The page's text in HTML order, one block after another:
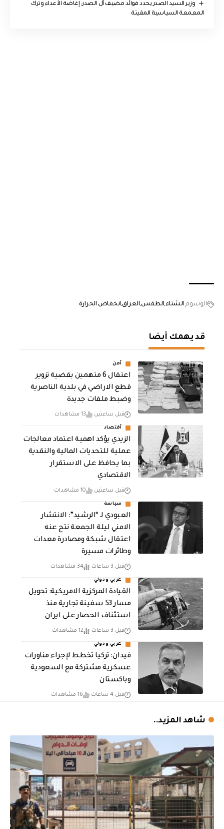
وزير السيد الصدر يحدد فوائد مضيف آل الصدر: إغاضة الأعداء وترك
المعمعة السياسية المقيتة
الوسوم الشتاءالطقسالعراق انخفاض الحرارة
قد يهمك أيضا
أمن
اعتقال 6 متهمين بقضية تزوير
قطع الاراضي في بلدية الناصرية
وضبط ملفات جديدة
قبل ساعتين 13 مشاهدات
أقتصاد
الزيدي يؤكد اهمية اعتماد معالجات
عملية للتحديات المالية والنقدية
بما يحافظ على الاستقرار
الاقتصادي
قبل ساعتين 10 مشاهدات
سياسة
العبودي لـ “الرشيد”: الانتشار
الامني ليلة الجمعة نتج عنه
اعتقال شبكة ومصادرة معدات
وطائرات مسيرة
قبل 3 ساعات 34 مشاهدات
عربي ودولي
القيادة المركزية الامريكية: تحويل
مسار 53 سفينة تجارية منذ
استئناف الحصار على ايران
قبل 3 ساعات 12 مشاهدات
عربي ودولي
فيدان: تركيا تخطط لإجراء مناورات
عسكرية مشتركة مع السعودية
وباكستان
قبل 4 ساعات 16 مشاهدات
شاهد المزيد..